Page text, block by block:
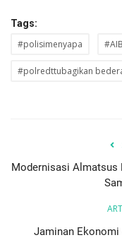
Tags:
#polisimenyapa
#polredttubagikan
Modernisasi Almatsus
Jaminan Ekonomi